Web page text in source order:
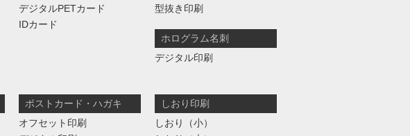
デジタルPETカード
IDカード
型抜き印刷
ホログラム名刺
デジタル印刷
ポストカード・ハガキ
オフセット印刷
しおり印刷
しおり（小）